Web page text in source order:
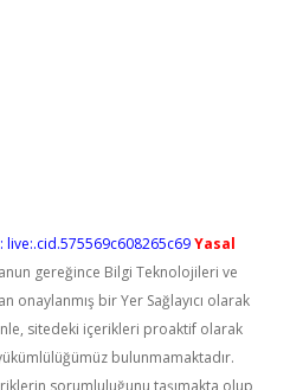
live:.cid.575569c608265c69Yasal
gereğince Bilgi Teknolojileri ve
onaylanmış bir Yer Sağlayıcı olarak
sitedeki içerikleri proaktif olarak
bulunmamaktadır.
sorumluluğunu taşımakta olup,